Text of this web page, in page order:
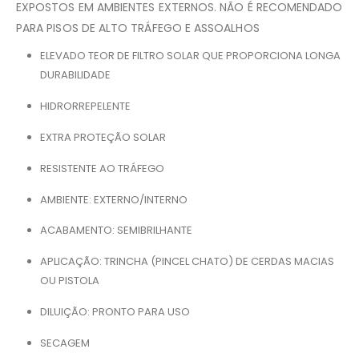
EXPOSTOS EM AMBIENTES EXTERNOS. NÃO É RECOMENDADO
PARA PISOS DE ALTO TRÁFEGO E ASSOALHOS
ELEVADO TEOR DE FILTRO SOLAR QUE PROPORCIONA LONGA
DURABILIDADE
HIDRORREPELENTE
EXTRA PROTEÇÃO SOLAR
RESISTENTE AO TRÁFEGO
AMBIENTE: EXTERNO/INTERNO
ACABAMENTO: SEMIBRILHANTE
APLICAÇÃO: TRINCHA (PINCEL CHATO) DE CERDAS MACIAS
OU PISTOLA
DILUIÇÃO: PRONTO PARA USO
SECAGEM